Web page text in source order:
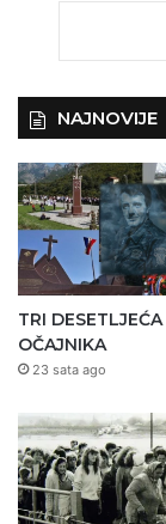
NAJNOVIJE
TRI
OČAJNIKA
23 sata ago